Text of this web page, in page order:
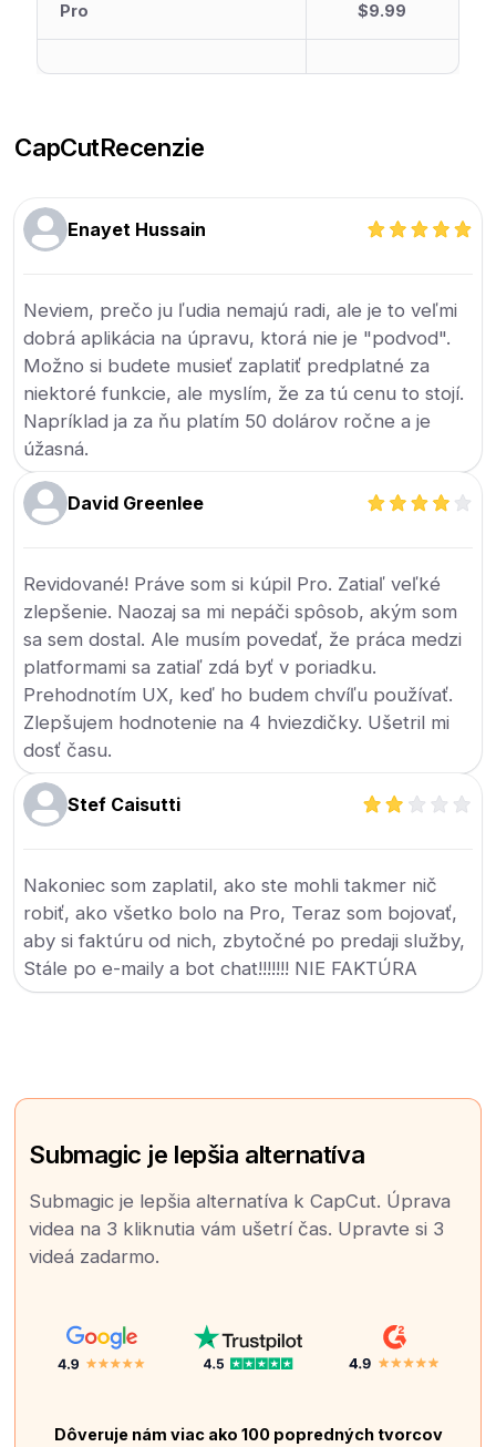
Pro $9.99
CapCutRecenzie
Enayet Hussain
Neviem, prečo ju ľudia nemajú radi, ale je to veľmi
dobrá aplikácia na úpravu, ktorá nie je "podvod".
Možno si budete musieť zaplatiť predplatné za
niektoré funkcie, ale myslím, že za tú cenu to stojí.
Napríklad ja za ňu platím 50 dolárov ročne a je
úžasná.
David Greenlee
Revidované! Práve som si kúpil Pro. Zatiaľ veľké
zlepšenie. Naozaj sa mi nepáči spôsob, akým som
sa sem dostal. Ale musím povedať, že práca medzi
platformami sa zatiaľ zdá byť v poriadku.
Prehodnotím UX, keď ho budem chvíľu používať.
Zlepšujem hodnotenie na 4 hviezdičky. Ušetril mi
dosť času.
Stef Caisutti
Nakoniec som zaplatil, ako ste mohli takmer nič
robiť, ako všetko bolo na Pro, Teraz som bojovať,
aby si faktúru od nich, zbytočné po predaji služby,
Stále po e-maily a bot chat!!!!!!! NIE FAKTÚRA
Submagic je lepšia alternatíva
Submagic je lepšia alternatíva k CapCut. Úprava
videa na 3 kliknutia vám ušetrí čas. Upravte si 3
videá zadarmo.
Dôveruje nám viac ako 100 popredných tvorcov